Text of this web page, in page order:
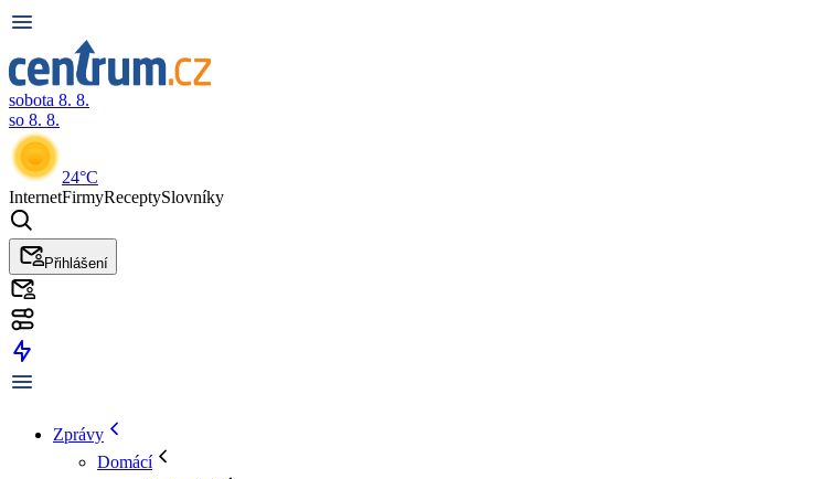
sobota 8. 8.
so 8. 8.
24°C
InternetFirmyReceptySlovníky
Přihlášení
Zprávy
Domácí